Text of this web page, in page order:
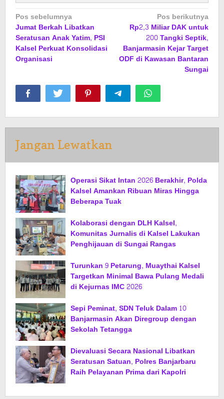
Navigasi
pos
Pos sebelumnya
Jumat Berkah Libatkan
Seratusan Anak Yatim, PSI
Kalsel Perkuat Konsolidasi
Organisasi
Pos berikutnya
Rp2,3 Miliar DAK untuk
200 Tangki Septik,
Banjarmasin Kejar Target
ODF di Kawasan Bantaran
Sungai
Jangan Lewatkan
Operasi Sikat Intan 2026 Berakhir, Polda
Kalsel Amankan Ribuan Miras Hingga
Beberapa Tuak
Kolaborasi dengan DLH Kalsel,
Komunitas Jurnalis di Kalsel Lakukan
Penghijauan di Sungai Rangas
Turunkan 9 Petarung, Muaythai Kalsel
Targetkan Minimal Bawa Pulang Medali
di Kejurnas IMC 2026
Sepi Peminat, SDN Teluk Dalam 10
Banjarmasin Akan Diregroup dengan
Sekolah Tetangga
Dievaluasi Secara Nasional Libatkan
Seratusan Satuan, Polres Banjarbaru
Raih Pelayanan Prima dari Kapolri